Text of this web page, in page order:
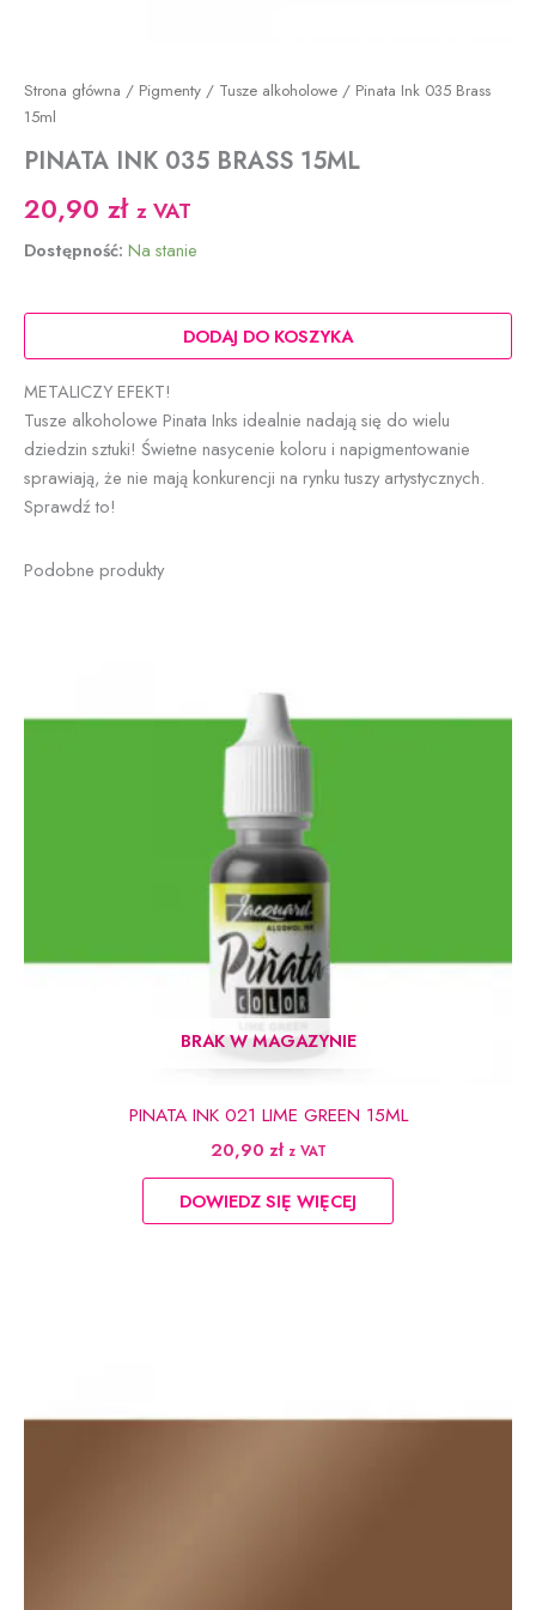
Strona główna / Pigmenty / Tusze alkoholowe / Pinata Ink 035 Brass
15ml
PINATA INK 035 BRASS 15ML
20,90 zł z VAT
Dostępność: Na stanie
Ink
Brass
15ml
DODAJ DO KOSZYKA
METALICZY EFEKT!
Tusze alkoholowe Pinata Inks idealnie nadają się do wielu
dziedzin sztuki! Świetne nasycenie koloru i napigmentowanie
sprawiają, że nie mają konkurencji na rynku tuszy artystycznych.
Sprawdź to!
Podobne produkty
BRAK W MAGAZYNIE
PINATA INK 021 LIME GREEN 15ML
20,90 zł z VAT
DOWIEDZ SIĘ WIĘCEJ